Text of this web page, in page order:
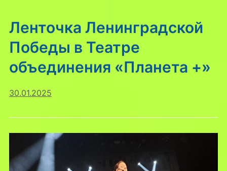
Ленточка Ленинградской
Победы в Театре
объединения «Планета +»
30.01.2025